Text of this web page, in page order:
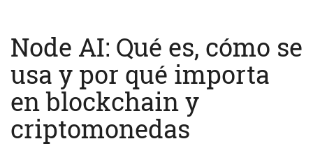
Node AI: Qué es, cómo se
usa y por qué importa
en blockchain y
criptomonedas